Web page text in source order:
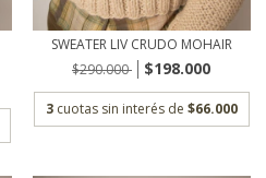
SWEATER LIV CRUDO MOHAIR
$290.000
$198.000
3 cuotas sin interés de $66.000